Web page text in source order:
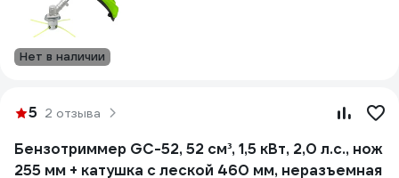
Нет в наличии
5 2 отзыва
Бензотриммер GC-52, 52 см³, 1,5 кВт, 2,0 л.с., нож
255 мм + катушка с леской 460 мм, неразъемная